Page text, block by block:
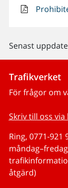
Senast
Trafikverket
För frågor om
Skriv till oss
Ring, 0771-921
åtgärd)